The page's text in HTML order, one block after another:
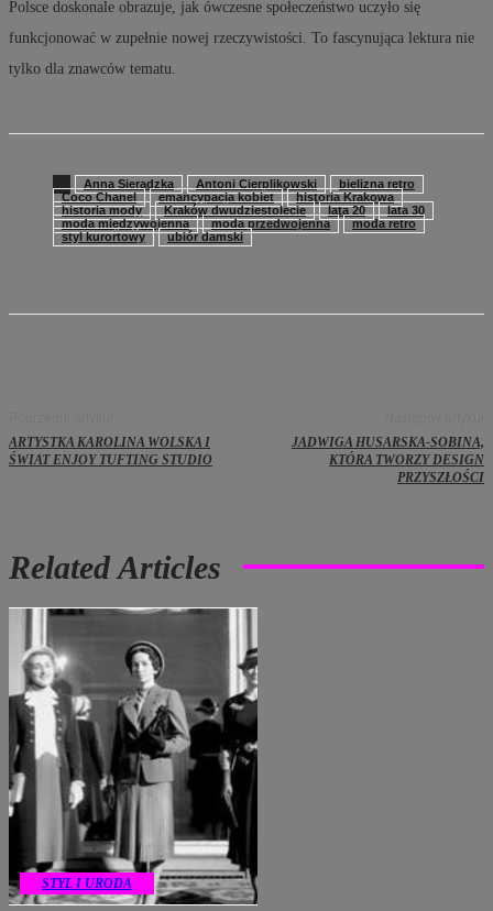
Polsce doskonale obrazuje, jak ówczesne społeczeństwo uczyło się
funkcjonować w zupełnie nowej rzeczywistości. To fascynująca lektura nie
tylko dla znawców tematu.
Anna Sieradzka Antoni Cierplikowski
bielizna retro
Coco Chanel
emancypacja kobiet
historia Krakowa
historia mody
Kraków dwudziestolecie lata 20
lata 30
moda międzywojenna
moda przedwojenna
moda retro
styl kurortowy
ubiór damski
ARTYSTKA KAROLINA WOLSKA I
ŚWIAT ENJOY TUFTING STUDIO
JADWIGA HUSARSKA-SOBINA,
KTÓRA TWORZY DESIGN
PRZYSZŁOŚCI
Related Articles
STYL I URODA